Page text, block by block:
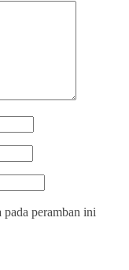
pada peramban ini